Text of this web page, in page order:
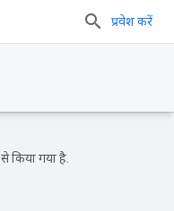
प्रवेश करें
से किया गया है.